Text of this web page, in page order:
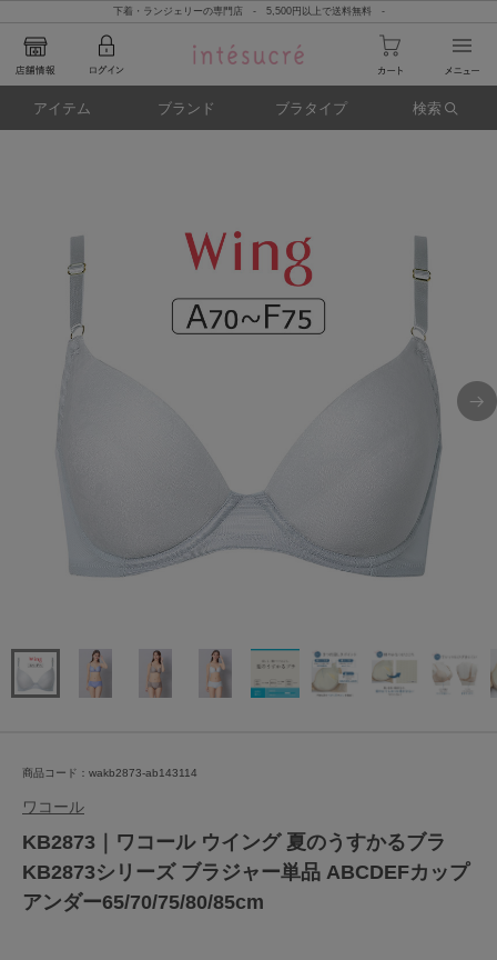
下着・ランジェリーの専門店 - 5,500円以上で送料無料 -
アイテム ブランド ブラタイプ 検索
商品コード：wakb2873-ab143114
ワコール
KB2873｜ワコール ウイング 夏のうすかるブラ
KB2873シリーズ ブラジャー単品 ABCDEFカップ
アンダー65/70/75/80/85cm